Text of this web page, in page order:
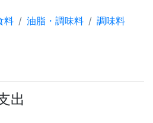
料 油脂・調味料
調味料
出